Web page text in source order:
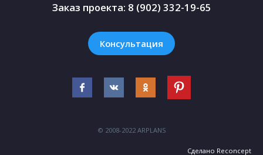
Заказ проекта: 8 (902) 332-19-65
Консультация
© 2008-2022 ARPLANS
Сделано Reconcept